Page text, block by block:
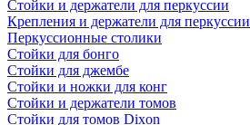
Стойки и держатели для перкуссии
Крепления и держатели для перкуссии
Перкуссионные столики
Стойки для бонго
Стойки для джембе
Стойки и ножки для конг
Стойки и держатели томов
Стойки для томов Dixon